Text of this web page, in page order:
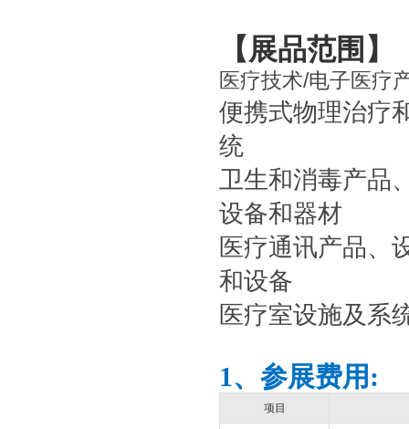
【展品范围】
医疗技术/电子医疗
便携式物理治疗
统
卫生和消毒产品
设备和器材
医疗通讯产品、
和设备
医疗室设施及系
1、 参展费用 :
项目